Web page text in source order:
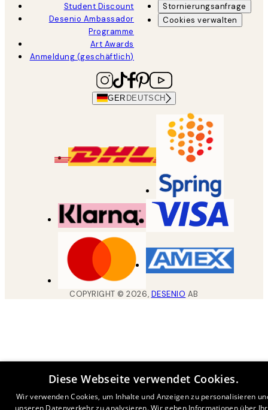
Student Discount
Desenio Ambassador
Programme
Art Awards
Anmeldung (geschäftlich)
Stornierungsanfrage
Cookies verwalten
GER DEUTSCH
COPYRIGHT ©2026, DESENIO AB
Diese Webseite verwendet Cookies.
Wir verwenden Cookies, um Inhalte und Anzeigen zu personalisieren
unseren Datenverkehr zu analysieren. Wir geben Informationen über